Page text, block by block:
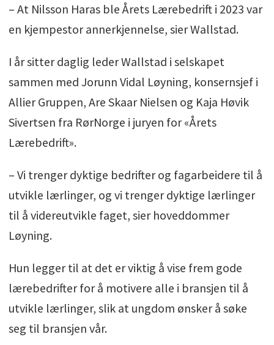
Bedriftene må også være medlem av
– At Nilsson Haras ble Årets Lærebedrift i 2023 var
en kjempestor annerkjennelse, sier Wallstad.
I år sitter daglig leder Wallstad i selskapet
sammen med Jorunn Vidal Løyning, konsernsjef i
Allier Gruppen, Are Skaar Nielsen og Kaja Høvik
Sivertsen fra RørNorge i juryen for «Årets
Lærebedrift».
– Vi trenger dyktige bedrifter og fagarbeidere til å
utvikle lærlinger, og vi trenger dyktige lærlinger
til å videreutvikle faget, sier hoveddommer
Løyning.
Hun legger til at det er viktig å vise frem gode
lærebedrifter for å motivere alle i bransjen til å
utvikle lærlinger, slik at ungdom ønsker å søke
seg til bransjen vår.